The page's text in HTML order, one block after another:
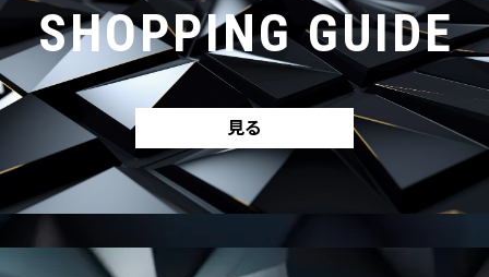
SHOPPING GUIDE
見る